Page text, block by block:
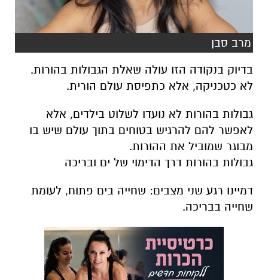
מרב סבן
בדיוק בנקודה הזו עולה שאלת הגבולות בהורות.
לא כטכניקה, אלא כתפיסת עולם הורית.
גבולות בהורות לא נועדו לשלוט בילדים, אלא
לאפשר להם להרגיש בטוחים בתוך עולם שיש בו
מבוגר שמוביל את ההורות.
גבולות בהורות דרך הדימוי של ים ובריכה
דמיינו רגע שני מצבים: שחייה בים פתוח, לעומת
שחייה בבריכה.